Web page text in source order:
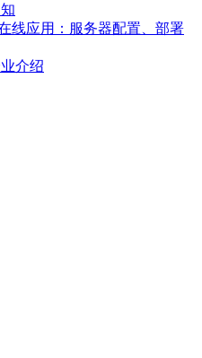
线应用：服务器配置、部署
介绍